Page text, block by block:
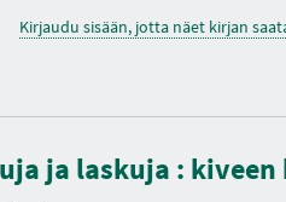
Kirjaudu sisään, jotta näet kirjan
ja laskuja :